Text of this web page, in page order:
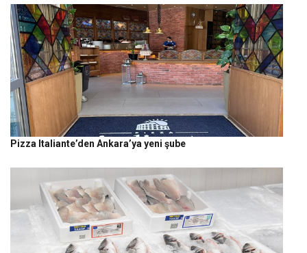
Pizza Italiante’den Ankara’ya yeni şube